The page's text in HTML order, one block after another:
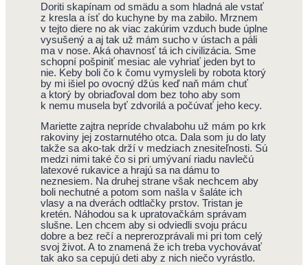
Doriti skapínam od smädu a som hladná ale vstať
z kresla a ísť do kuchyne by ma zabilo. Mrznem
v tejto diere no ak viac zakúrim vzduch bude úplne
vysušený a aj tak už mám sucho v ústach a páli
ma v nose. Aká ohavnosť tá ich civilizácia. Sme
schopní pošpiniť mesiac ale vyhriať jeden byt to
nie. Keby boli čo k čomu vymysleli by robota ktorý
by mi išiel po ovocný džús keď naň mám chuť
a ktorý by obriaďoval dom bez toho aby som
k nemu musela byť zdvorilá a počúvať jeho kecy.
Mariette zajtra nepríde chvalabohu už mám po krk
rakoviny jej zostarnutého otca. Dala som ju do laty
takže sa ako­‑tak drží v medziach znesiteľnosti. Sú
medzi nimi také čo si pri umývaní riadu navlečú
latexové rukavice a hrajú sa na dámu to
neznesiem. Na druhej strane však nechcem aby
boli nechutné a potom som našla v šaláte ich
vlasy a na dverách odtlačky prstov. Tristan je
kretén. Náhodou sa k upratovačkám správam
slušne. Len chcem aby si odviedli svoju prácu
dobre a bez rečí a neprerozprávali mi pri tom celý
svoj život. A to znamená že ich treba vychovávať
tak ako sa cepujú deti aby z nich niečo vyrástlo.